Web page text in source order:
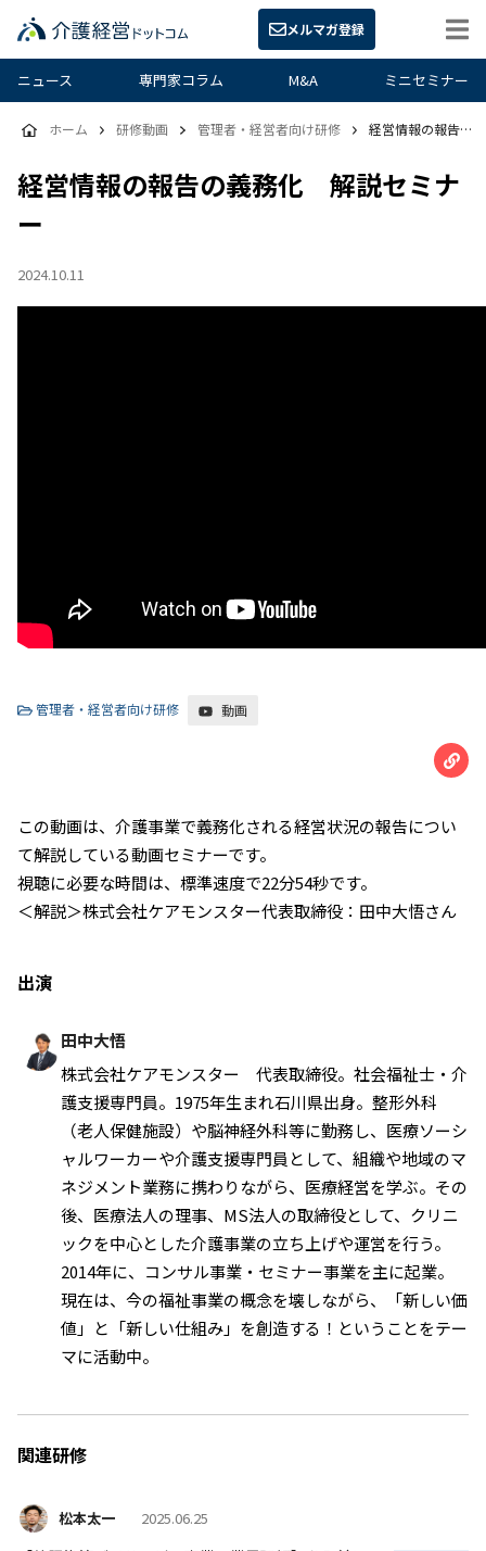
メルマガ登録
ニュース 専門家コラム M&A ミニセミナー
経営情報の報告の義務化 解説セミナ
ー
2024.10.11
ホーム 研修動画 管理者・経営者向け研修 経営情報の報告の義務化 解説セミナー
管理者・経営者向け研修 動画
この動画は、介護事業で義務化される経営状況の報告につい
て解説している動画セミナーです。
視聴に必要な時間は、標準速度で22分54秒です。
＜解説＞株式会社ケアモンスター代表取締役：田中大悟さん
出演
田中大悟
株式会社ケアモンスター 代表取締役。社会福祉士・介
護支援専門員。1975年生まれ石川県出身。整形外科
（老人保健施設）や脳神経外科等に勤務し、医療ソーシ
ャルワーカーや介護支援専門員として、組織や地域のマ
ネジメント業務に携わりながら、医療経営を学ぶ。その
後、医療法人の理事、MS法人の取締役として、クリニ
ックを中心とした介護事業の立ち上げや運営を行う。
2014年に、コンサル事業・セミナー事業を主に起業。
現在は、今の福祉事業の概念を壊しながら、「新しい価
値」と「新しい仕組み」を創造する！ということをテー
マに活動中。
関連研修
松本太一 2025.06.25